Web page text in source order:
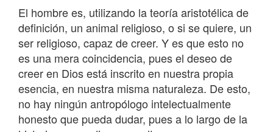
El hombre es, utilizando la teoría aristotélica de
definición, un animal religioso, o si se quiere, un
ser religioso, capaz de creer. Y es que esto no
es una mera coincidencia, pues el deseo de
creer en Dios está inscrito en nuestra propia
esencia, en nuestra misma naturaleza. De esto,
no hay ningún antropólogo intelectualmente
honesto que pueda dudar, pues a lo largo de la